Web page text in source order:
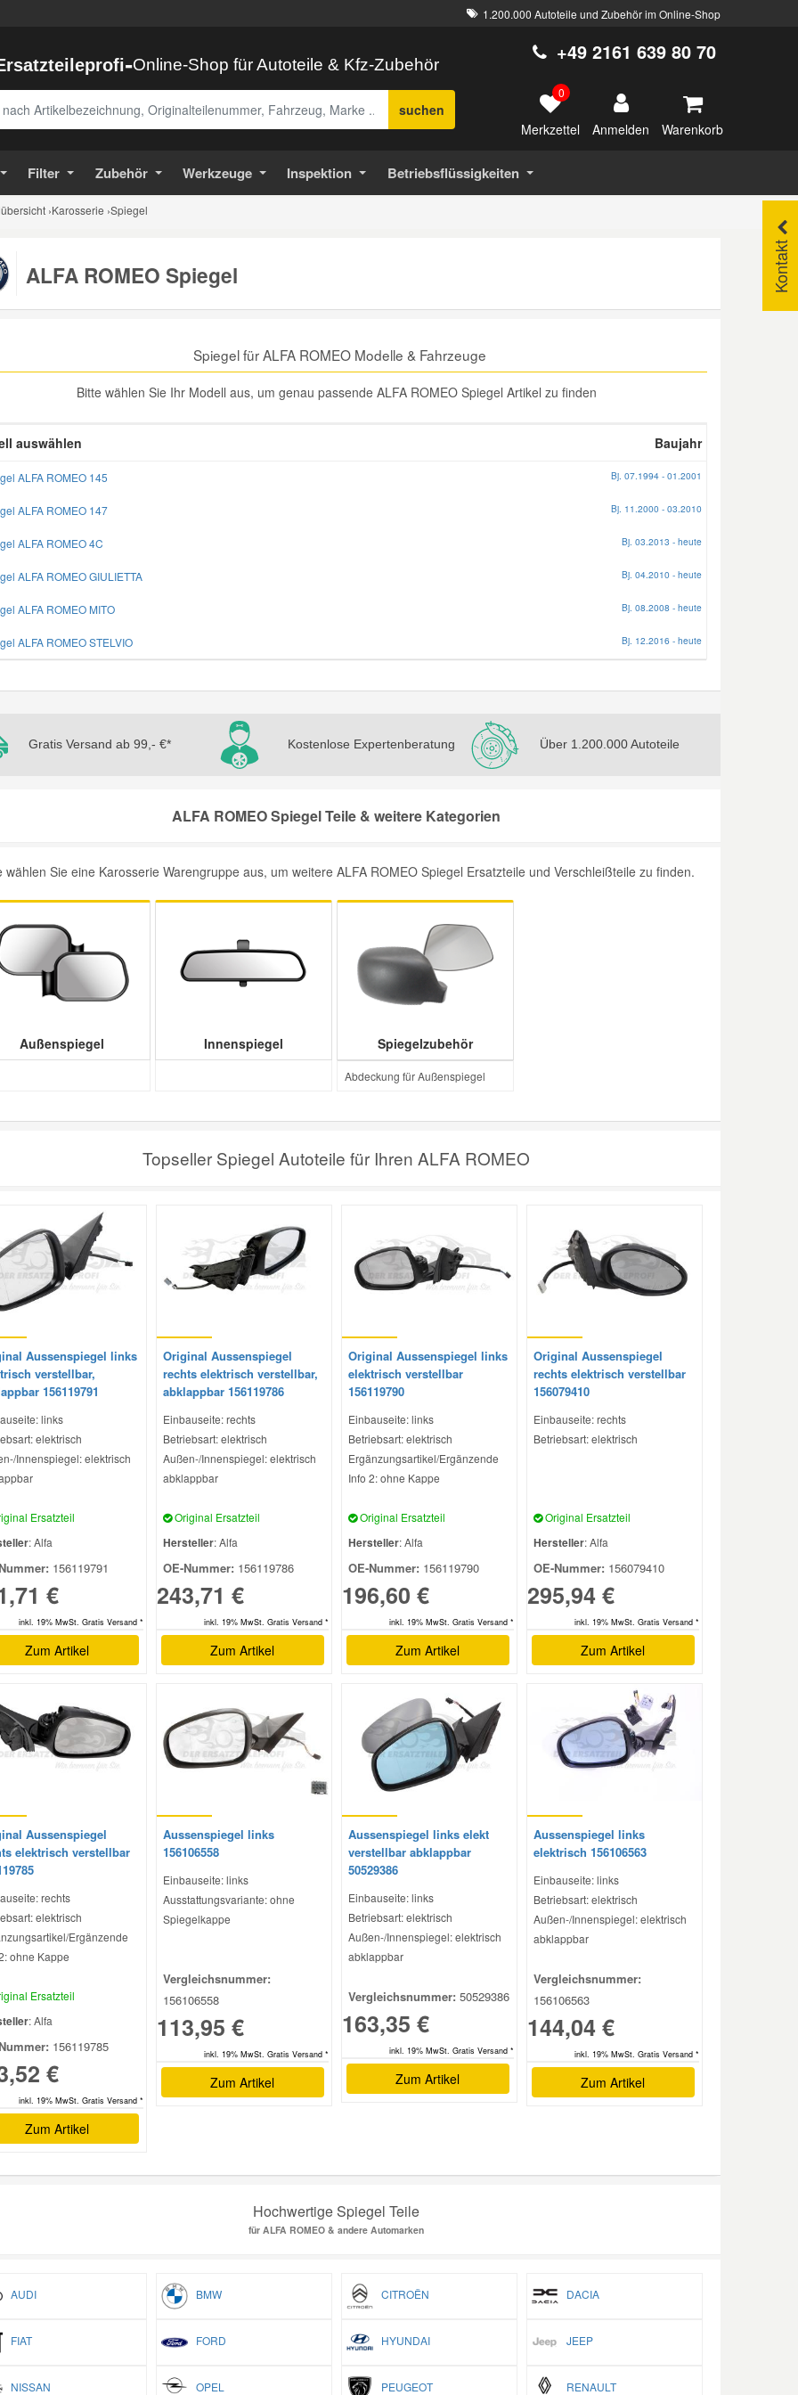
1.200.000 Autoteile und Zubehör im Online-Shop
-Online-Shop für Autoteile & Kfz-Zubehör
suchen
+49 2161 639 80 70
0
Merkzettel Anmelden Warenkorb
Filter Zubehör Werkzeuge Inspektion Betriebsflüssigkeiten
›Karosserie ›Spiegel
Kontakt
ALFA ROMEO Spiegel
Spiegel für ALFA ROMEO Modelle & Fahrzeuge
Bitte wählen Sie Ihr Modell aus, um genau passende ALFA ROMEO Spiegel Artikel zu finden
auswählen Baujahr
ALFA ROMEO 145 Bj. 07.1994 - 01.2001
ALFA ROMEO 147 Bj. 11.2000 - 03.2010
ALFA ROMEO 4C Bj. 03.2013 - heute
ALFA ROMEO GIULIETTA Bj. 04.2010 - heute
ALFA ROMEO MITO Bj. 08.2008 - heute
ALFA ROMEO STELVIO Bj. 12.2016 - heute
Gratis Versand ab 99,- €* Kostenlose Expertenberatung Über 1.200.000 Autoteile
ALFA ROMEO Spiegel Teile & weitere Kategorien
wählen Sie eine Karosserie Warengruppe aus, um weitere ALFA ROMEO Spiegel Ersatzteile und Verschleißteile zu finden.
Außenspiegel Innenspiegel Spiegelzubehör
Abdeckung für Außenspiegel
Topseller Spiegel Autoteile für Ihren ALFA ROMEO
Aussenspiegel links
verstellbar,
156119791
links
elektrisch
Innenspiegel: elektrisch
Ersatzteil
: Alfa
156119791
€
inkl. 19% MwSt. Gratis Versand *
Zum Artikel
Original Aussenspiegel
rechts elektrisch verstellbar,
abklappbar 156119786
Einbauseite: rechts
Betriebsart: elektrisch
Außen-/Innenspiegel: elektrisch
abklappbar
Original Ersatzteil
Hersteller: Alfa
OE-Nummer: 156119786
243,71 €
inkl. 19% MwSt. Gratis Versand *
Zum Artikel
Original Aussenspiegel links
elektrisch verstellbar
156119790
Einbauseite: links
Betriebsart: elektrisch
Ergänzungsartikel/Ergänzende
Info 2: ohne Kappe
Original Ersatzteil
Hersteller: Alfa
OE-Nummer: 156119790
196,60 €
inkl. 19% MwSt. Gratis Versand *
Zum Artikel
Original Aussenspiegel
rechts elektrisch verstellbar
156079410
Einbauseite: rechts
Betriebsart: elektrisch
Original Ersatzteil
Hersteller: Alfa
OE-Nummer: 156079410
295,94 €
inkl. 19% MwSt. Gratis Versand *
Zum Artikel
Aussenspiegel
elektrisch verstellbar
rechts
elektrisch
Ergänzende
ohne Kappe
Ersatzteil
: Alfa
156119785
€
inkl. 19% MwSt. Gratis Versand *
Zum Artikel
Aussenspiegel links
156106558
Einbauseite: links
Ausstattungsvariante: ohne
Spiegelkappe
Vergleichsnummer:
156106558
113,95 €
inkl. 19% MwSt. Gratis Versand *
Zum Artikel
Aussenspiegel links elekt
verstellbar abklappbar
50529386
Einbauseite: links
Betriebsart: elektrisch
Außen-/Innenspiegel: elektrisch
abklappbar
Vergleichsnummer: 50529386
163,35 €
inkl. 19% MwSt. Gratis Versand *
Zum Artikel
Aussenspiegel links
elektrisch 156106563
Einbauseite: links
Betriebsart: elektrisch
Außen-/Innenspiegel: elektrisch
abklappbar
Vergleichsnummer:
156106563
144,04 €
inkl. 19% MwSt. Gratis Versand *
Zum Artikel
Hochwertige Spiegel Teile
für ALFA ROMEO & andere Automarken
AUDI BMW CITROËN DACIA
FIAT FORD HYUNDAI JEEP
NISSAN OPEL PEUGEOT RENAULT